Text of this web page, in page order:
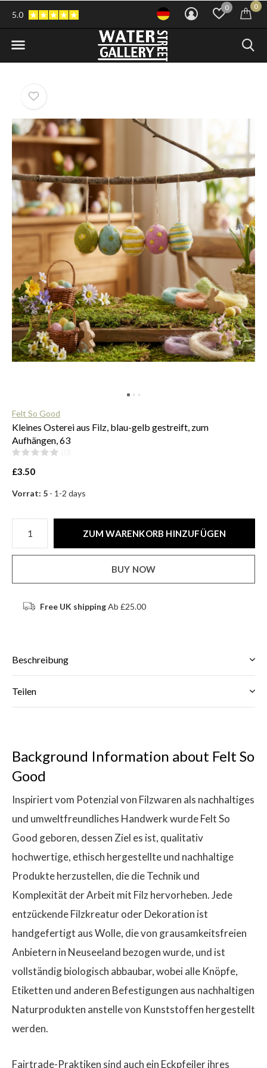
0 0
5.0
Felt So Good
Kleines Osterei aus Filz, blau-gelb gestreift, zum
Aufhängen, 63
£3.50
Vorrat: 5 - 1-2 days
ZUM WARENKORB HINZUFÜGEN
BUY NOW
Free UK shippingAb £25.00
Beschreibung
Teilen
Background Information about Felt So
Good
Inspiriert vom Potenzial von Filzwaren als nachhaltiges
und umweltfreundliches Handwerk wurde Felt So
Good geboren, dessen Ziel es ist, qualitativ
hochwertige, ethisch hergestellte und nachhaltige
Produkte herzustellen, die die Technik und
Komplexität der Arbeit mit Filz hervorheben. Jede
entzückende Filzkreatur oder Dekoration ist
handgefertigt aus Wolle, die von grausamkeitsfreien
Anbietern in Neuseeland bezogen wurde, und ist
vollständig biologisch abbaubar, wobei alle Knöpfe,
Etiketten und anderen Befestigungen aus nachhaltigen
Naturprodukten anstelle von Kunststoffen hergestellt
werden.
Fairtrade-Praktiken sind auch ein Eckpfeiler ihres